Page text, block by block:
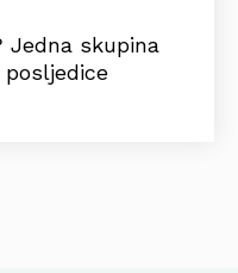
Jedna skupina